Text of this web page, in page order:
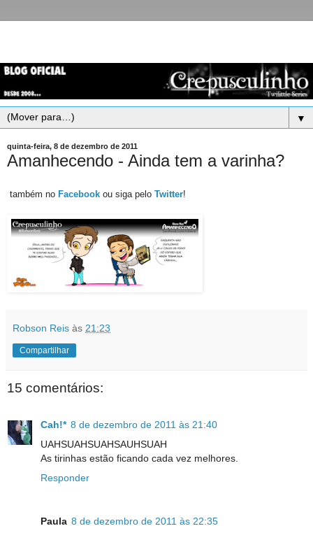
▼
quinta-feira, 8 de dezembro de 2011
Amanhecendo - Ainda tem a varinha?
também no Facebook ou siga pelo Twitter!
Robson Reis às 21:23
Compartilhar
15 comentários:
Cah!* 8 de dezembro de 2011 às 21:40
UAHSUAHSUAHSAUHSUAH
As tirinhas estão ficando cada vez melhores.
Responder
Paula 8 de dezembro de 2011 às 22:35